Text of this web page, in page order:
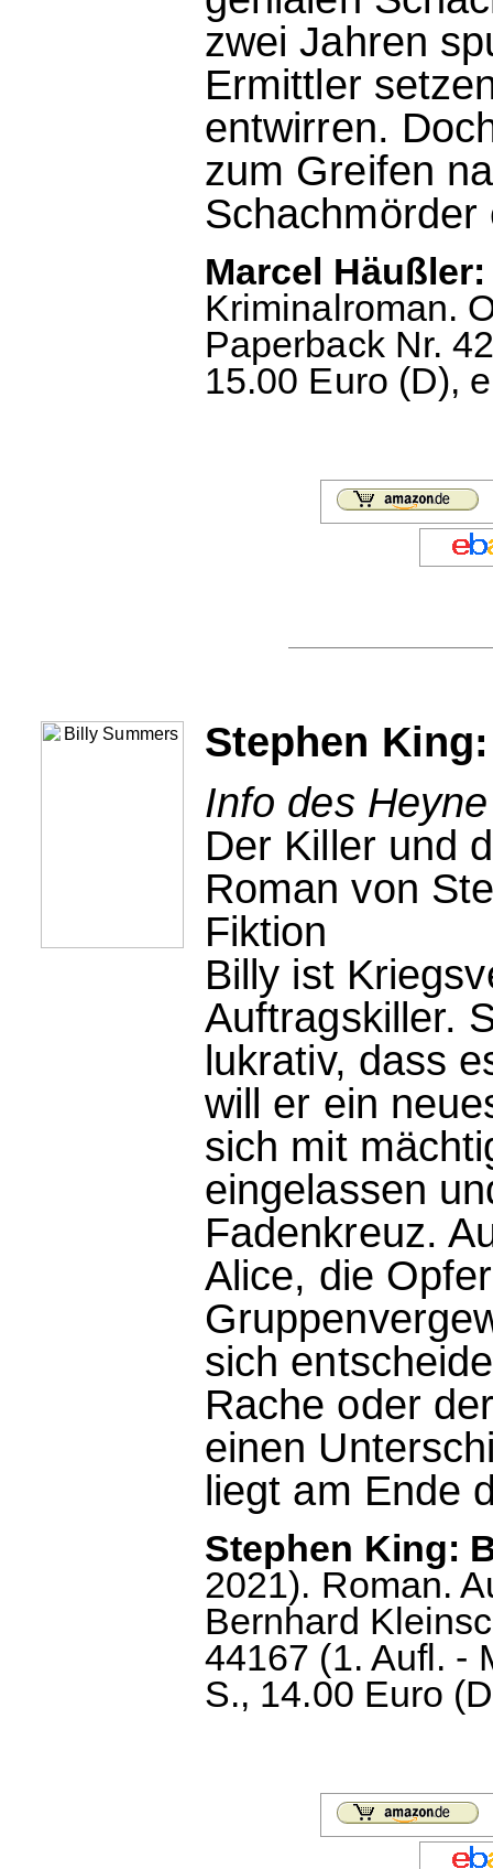
zwei Jahren
Ermittler
entwirren.
zum Greifen
Marcel
Kriminalroman.
Paperback Nr.
15.00 Euro (D),
Stephen
Info des
Der Killer und
Roman von
Fiktion
Billy ist
Auftragskiller.
lukrativ, dass
will er ein
sich mit
eingelassen
Fadenkreuz.
Alice, die
sich
Rache oder
einen
liegt am Ende
Stephen King:
2021). Roman.
Bernhard
44167 (1. Aufl. -
S., 14.00 Euro